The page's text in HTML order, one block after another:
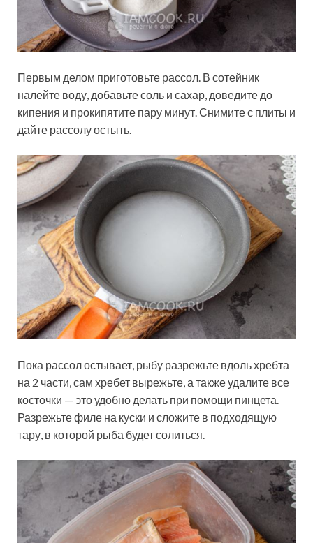
Первым делом приготовьте рассол. В сотейник
налейте воду, добавьте соль и сахар, доведите до
кипения и прокипятите пару минут. Снимите с плиты и
дайте рассолу остыть.
Пока рассол остывает, рыбу разрежьте вдоль хребта
на 2 части, сам хребет вырежьте, а также удалите все
косточки — это удобно делать при помощи пинцета.
Разрежьте филе на куски и сложите в подходящую
тару, в которой рыба будет солиться.